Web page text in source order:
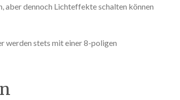
aber dennoch Lichteffekte schalten können
werden stets mit einer 8-poligen